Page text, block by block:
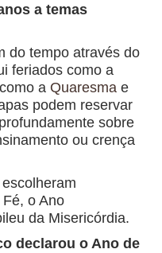
a temas
do tempo através do
feriados como a
a Quaresmae
podem reservar
sobre
ou crença
o Ano
da Misericórdia.
declarou o Ano de